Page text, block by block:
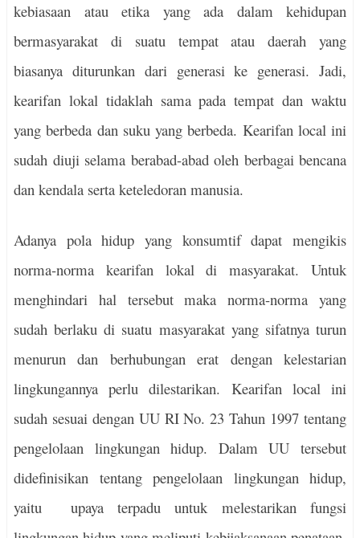
kebiasaan atau etika yang ada dalam kehidupan
bermasyarakat di suatu tempat atau daerah yang
biasanya diturunkan dari generasi ke generasi. Jadi,
kearifan lokal tidaklah sama pada tempat dan waktu
yang berbeda dan suku yang berbeda. Kearifan local ini
sudah diuji selama berabad-abad oleh berbagai bencana
dan kendala serta keteledoran manusia.
Adanya pola hidup yang konsumtif dapat mengikis
norma-norma kearifan lokal di masyarakat. Untuk
menghindari hal tersebut maka norma-norma yang
sudah berlaku di suatu masyarakat yang sifatnya turun
menurun dan berhubungan erat dengan kelestarian
lingkungannya perlu dilestarikan. Kearifan local ini
sudah sesuai dengan UU RI No. 23 Tahun 1997 tentang
pengelolaan lingkungan hidup. Dalam UU tersebut
didefinisikan tentang pengelolaan lingkungan hidup,
yaitu
upaya terpadu untuk melestarikan fungsi